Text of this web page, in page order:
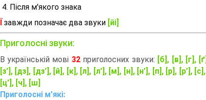
Після м'якого знака
завжди позначає два звуки [йі]
Приголосні звуки:
В українській мові 32приголосних звуки:
[б], [в], [г],
[з’], [дз], [дз’], [й], [к], [л], [л’], [м], [н], [н’], [п], [р], [р’],
[ц’], [ч], [ш]
Приголосні м'які: